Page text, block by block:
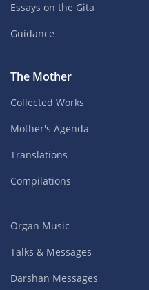
Essays on the Gita
Guidance
The Mother
Collected Works
Mother's Agenda
Translations
Compilations
Organ Music
Talks & Messages
Darshan Messages